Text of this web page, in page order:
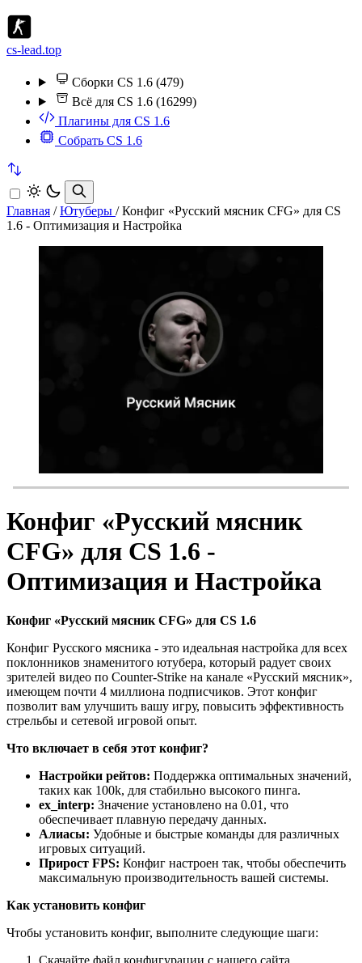
cs-lead.top
Сборки CS 1.6 (479)
Всё для CS 1.6 (16299)
Плагины для CS 1.6
Собрать CS 1.6
Главная / Ютуберы / Конфиг «Русский мясник CFG» для CS
1.6 - Оптимизация и Настройка
Конфиг «Русский мясник
CFG» для CS 1.6 -
Оптимизация и Настройка
Конфиг «Русский мясник CFG» для CS 1.6
Конфиг Русского мясника - это идеальная настройка для всех
поклонников знаменитого ютубера, который радует своих
зрителей видео по Counter-Strike на канале «Русский мясник»,
имеющем почти 4 миллиона подписчиков. Этот конфиг
позволит вам улучшить вашу игру, повысить эффективность
стрельбы и сетевой игровой опыт.
Что включает в себя этот конфиг?
Настройки рейтов: Поддержка оптимальных значений,
таких как 100k, для стабильно высокого пинга.
ex_interp: Значение установлено на 0.01, что
обеспечивает плавную передачу данных.
Алиасы: Удобные и быстрые команды для различных
игровых ситуаций.
Прирост FPS: Конфиг настроен так, чтобы обеспечить
максимальную производительность вашей системы.
Как установить конфиг
Чтобы установить конфиг, выполните следующие шаги: